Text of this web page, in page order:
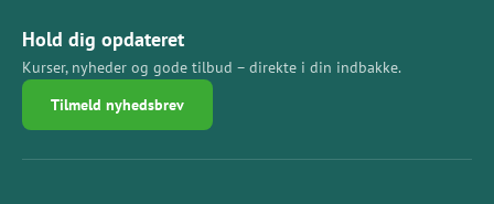
Hold dig opdateret
Kurser, nyheder og gode tilbud – direkte i din indbakke.
Tilmeld nyhedsbrev